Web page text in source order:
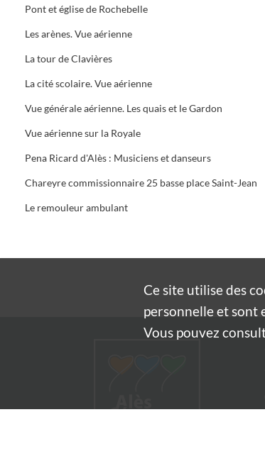
Pont et église de Rochebelle
Les arènes. Vue aérienne
La tour de Clavières
La cité scolaire. Vue aérienne
Vue générale aérienne. Les quais et le Gardon
Vue aérienne sur la Royale
Pena Ricard d'Alès : Musiciens et danseurs
Chareyre commissionnaire 25 basse place Saint-Jean
Le remouleur ambulant
Ce site utilise des
personnelle et sont
Vous pouvez